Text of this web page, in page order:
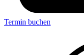
Termin buchen